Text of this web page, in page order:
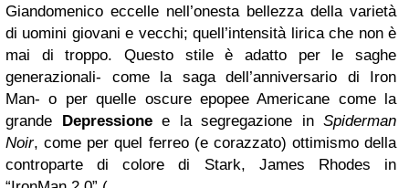
Giandomenico eccelle nell’onesta bellezza della varietà
di uomini giovani e vecchi; quell’intensità lirica che non è
mai di troppo. Questo stile è adatto per le saghe
generazionali- come la saga dell’anniversario di Iron
Man- o per quelle oscure epopee Americane come la
grande Depressionee la segregazione in Spiderman
Noir, come per quel ferreo (e corazzato) ottimismo della
controparte di colore di Stark, James Rhodes in